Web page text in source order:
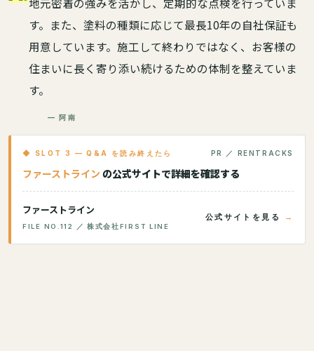
す。また、塗料の種類に応じて最長10年の自社保証も
用意しています。施工して終わりではなく、お客様の
住まいに長く寄り添い続けるための体制を整えていま
す。
— 阿南
◆ SLOT 3 — Q&A を読み終えたら PR ／ RENTRACKS
ファーストライン の公式サイトで詳細を確認する
ファーストライン
FILE NO.112 ／ 株式会社FIRST LINE
公式サイトを見る